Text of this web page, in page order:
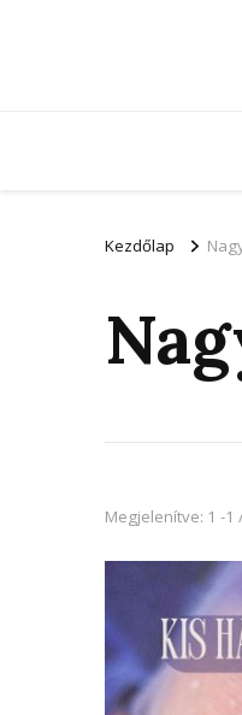
Kezdőlap
Megjelenítve: 1 -